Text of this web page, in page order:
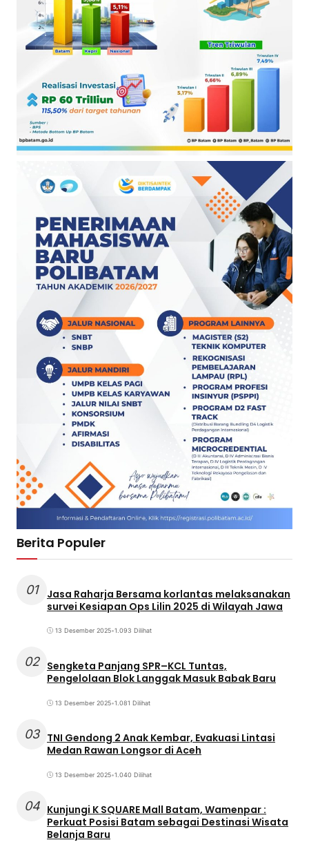
Berita Populer
01
Jasa Raharja Bersama korlantas melaksanakan
survei Kesiapan Ops Lilin 2025 di Wilayah Jawa
13 Desember 2025•1.093 Dilihat
02 Sengketa Panjang SPR–KCL Tuntas,
Pengelolaan Blok Langgak Masuk Babak Baru
13 Desember 2025•1.081 Dilihat
03 TNI Gendong 2 Anak Kembar, Evakuasi Lintasi
Medan Rawan Longsor di Aceh
13 Desember 2025•1.040 Dilihat
04 Kunjungi K SQUARE Mall Batam, Wamenpar :
Perkuat Posisi Batam sebagai Destinasi Wisata
Belanja Baru